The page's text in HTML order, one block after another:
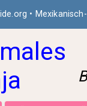
•